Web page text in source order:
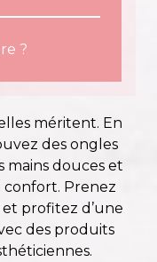
?
méritent. En
des ongles
douces et
confort. Prenez
profitez d’une
des produits